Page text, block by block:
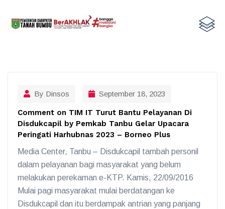
By Dinsos September 18, 2023
Comment on TIM IT Turut Bantu Pelayanan Di
Disdukcapil by Pemkab Tanbu Gelar Upacara
Peringati Harhubnas 2023 – Borneo Plus
Media Center, Tanbu – Disdukcapil tambah personil
dalam pelayanan bagi masyarakat yang belum
melakukan perekaman e-KTP. Kamis, 22/09/2016
Mulai pagi masyarakat mulai berdatangan ke
Disdukcapil dan itu berdampak antrian yang panjang